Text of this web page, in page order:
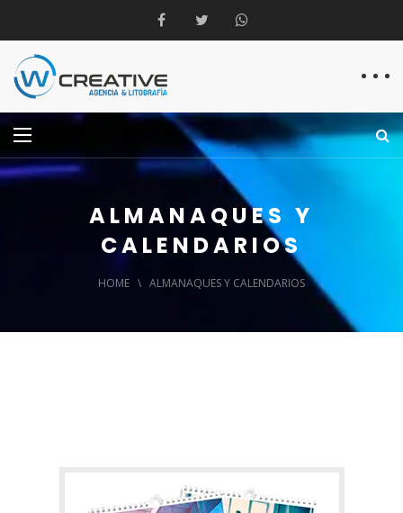
ALMANAQUES Y
CALENDARIOS
HOME \ ALMANAQUES Y CALENDARIOS